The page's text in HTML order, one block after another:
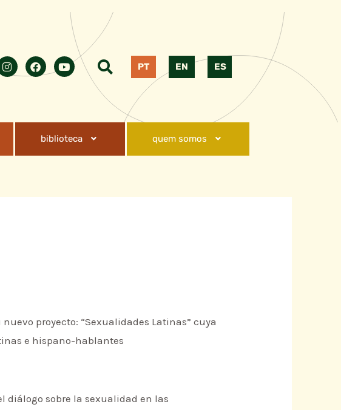
PT EN ES
biblioteca quem somos
proyecto: “Sexualidades Latinas” cuya
e hispano-hablantes
diálogo sobre la sexualidad en las